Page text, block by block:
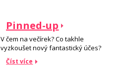
Pinned-up
V čem na večírek? Co takhle
vyzkoušet nový fantastický účes?
Číst více